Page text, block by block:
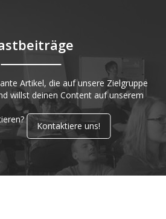
Artikel, die auf unsere Zielgruppe
willst deinen Content auf unserem
Kontaktiere uns!